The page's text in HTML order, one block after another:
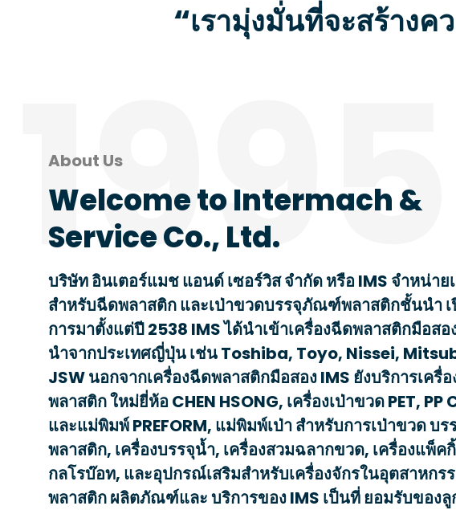
“เรามุ่งมั่นที่จะสร้าง
About Us
Welcome to Intermach &
Service Co., Ltd.
บริษัท อินเตอร์แมช แอนด์ เซอร์วิส จำกัด หรือ IMS จำหน่าย
สำหรับฉีดพลาสติก และเป่าขวดบรรจุภัณฑ์พลาสติกชั้นนำ
การมาตั้งแต่ปี 2538 IMS ได้นำเข้าเครื่องฉีดพลาสติกมือส
นำจากประเทศญี่ปุ่น เช่น Toshiba, Toyo, Nissei,
JSW นอกจากเครื่องฉีดพลาสติกมือสอง IMS ยังบริการเครื่
พลาสติก ใหม่ยี่ห้อ CHEN HSONG, เครื่องเป่าขวด PET, PP
และแม่พิมพ์ PREFORM, แม่พิมพ์เป่า สำหรับการเป่าขวด บ
พลาสติก, เครื่องบรรจุน้ำ, เครื่องสวมฉลากขวด, เครื่องแพ็ค
กลโรบ๊อท, และอุปกรณ์เสริมสำหรับเครื่องจักรในอุตสาหกร
พลาสติก ผลิตภัณฑ์และ บริการของ IMS เป็นที่ ยอมรับของลู
1995